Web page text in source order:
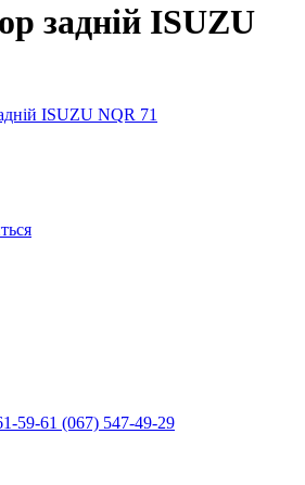
задній ISUZU
59-61 (067) 547-49-29